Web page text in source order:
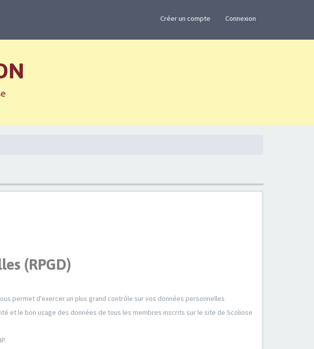
Créer un compte Connexion
(RPGD)
permet d'exercer un plus grand contrôle sur vos données personnelles
et le bon usage des données de tous les membres inscrits sur le site de Scoliose